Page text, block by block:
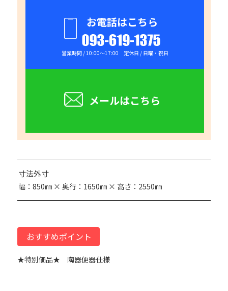
お電話はこちら
営業時間 / 10:00～17:00 定休日 / 日曜・祝日
メールはこちら
寸法外寸
幅：850㎜ × 奥行：1650㎜ × 高さ：2550㎜
おすすめポイント
★特別価品★ 陶器便器仕様